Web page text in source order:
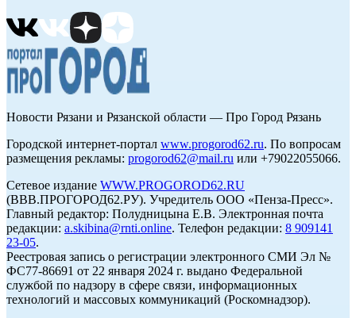
Новости Рязани и Рязанской области — Про Город Рязань
Городской интернет-портал www.progorod62.ru. По вопросам
размещения рекламы: progorod62@mail.ru или +79022055066.
Сетевое издание WWW.PROGOROD62.RU
(ВВВ.ПРОГОРОД62.РУ). Учредитель ООО «Пенза-Пресс».
Главный редактор: Полудницына Е.В. Электронная почта
редакции: a.skibina@rnti.online. Телефон редакции: 8 909141
23-05.
Реестровая запись о регистрации электронного СМИ Эл №
ФС77-86691 от 22 января 2024 г. выдано Федеральной
службой по надзору в сфере связи, информационных
технологий и массовых коммуникаций (Роскомнадзор).